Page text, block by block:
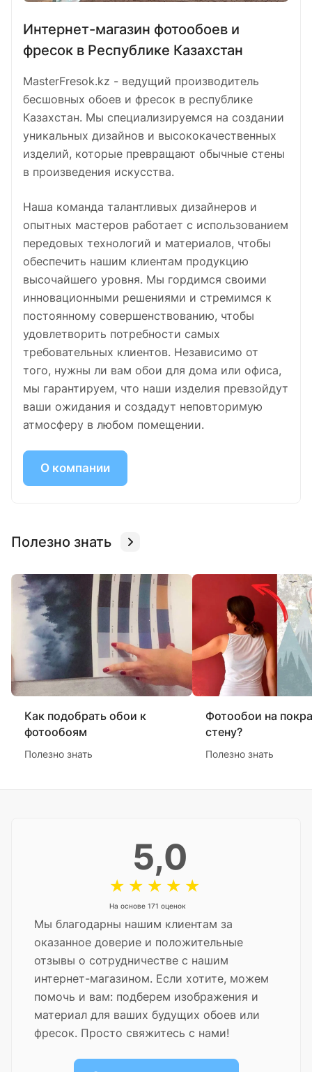
Интернет-магазин фотообоев и
фресок в Республике Казахстан
MasterFresok.kz - ведущий производитель
бесшовных обоев и фресок в республике
Казахстан. Мы специализируемся на создании
уникальных дизайнов и высококачественных
изделий, которые превращают обычные стены
в произведения искусства.
Наша команда талантливых дизайнеров и
опытных мастеров работает с использованием
передовых технологий и материалов, чтобы
обеспечить нашим клиентам продукцию
высочайшего уровня. Мы гордимся своими
инновационными решениями и стремимся к
постоянному совершенствованию, чтобы
удовлетворить потребности самых
требовательных клиентов. Независимо от
того, нужны ли вам обои для дома или офиса,
мы гарантируем, что наши изделия превзойдут
ваши ожидания и создадут неповторимую
атмосферу в любом помещении.
О компании
Полезно знать
Как подобрать обои к
фотообоям
Полезно знать
Фотообои на
стену?
Полезно знать
5,0
На основе 171 оценок
Мы благодарны нашим клиентам за
оказанное доверие и положительные
отзывы о сотрудничестве с нашим
интернет-магазином. Если хотите, можем
помочь и вам: подберем изображения и
материал для ваших будущих обоев или
фресок. Просто свяжитесь с нами!